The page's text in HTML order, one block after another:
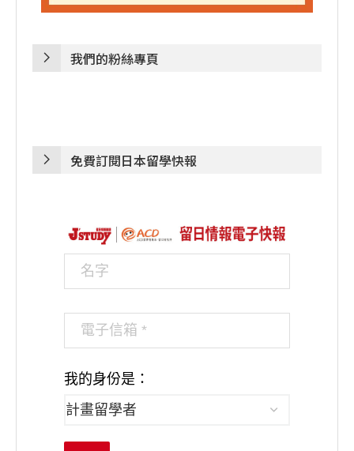
我們的粉絲專頁
免費訂閱日本留學快報
我的身份是：